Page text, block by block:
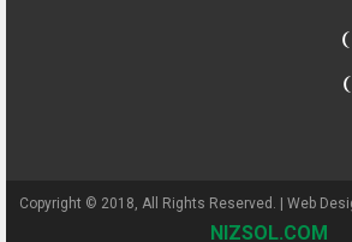
Copyright © 2018, All Rights Reserved. | Web
NIZSOL.COM